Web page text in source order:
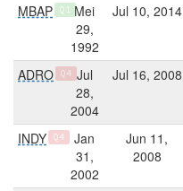
MBAP Q1
Mei
29,
1992
Jul 10, 2014
ADRO Q4 Jul
28,
2004
Jul 16, 2008
INDY Q4
Jan
31,
2002
Jun 11,
2008